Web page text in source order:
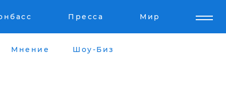
Пресса Мир
Мнение Шоу-Биз